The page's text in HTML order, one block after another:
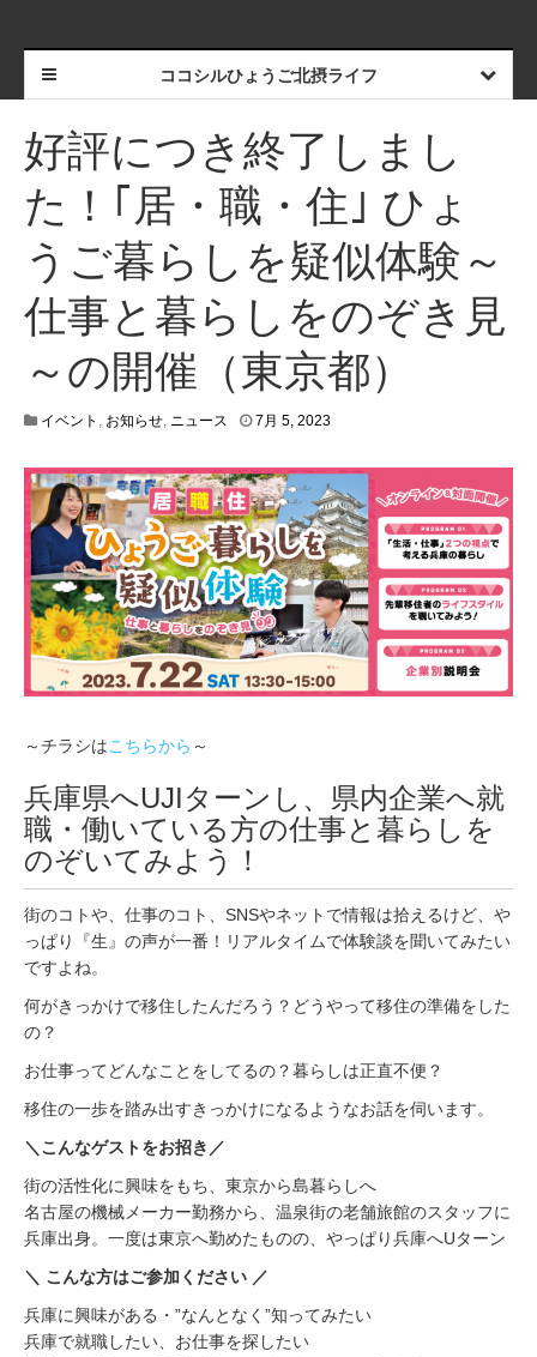
ココシルひょうご北摂ライフ
好評につき終了しまし
た！｢居・職・住｣ ひょ
うご暮らしを疑似体験～
仕事と暮らしをのぞき見
～の開催（東京都）
イベント , お知らせ, ニュース 7月 5, 20231
7
,
2
0
2
3
～チラシはこちらから ～
兵庫県へUJIターンし、県内企業へ就
職・働いている方の仕事と暮らしを
のぞいてみよう！
街のコトや、仕事のコト、SNSやネットで情報は拾えるけど、や
っぱり『生』の声が一番！リアルタイムで体験談を聞いてみたい
ですよね。
何がきっかけで移住したんだろう？どうやって移住の準備をした
の？
お仕事ってどんなことをしてるの？暮らしは正直不便？
移住の一歩を踏み出すきっかけになるようなお話を伺います。
＼こんなゲストをお招き／
街の活性化に興味をもち、東京から島暮らしへ
名古屋の機械メーカー勤務から、温泉街の老舗旅館のスタッフに
兵庫出身。一度は東京へ勤めたものの、やっぱり兵庫へUターン
＼ こんな方はご参加ください ／
兵庫に興味がある・”なんとなく”知ってみたい
兵庫で就職したい、お仕事を探したい